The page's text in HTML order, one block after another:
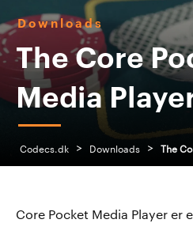
Downloads
The Core
Media
Codecs.dk > Downloads > The
Core Pocket Media Player er